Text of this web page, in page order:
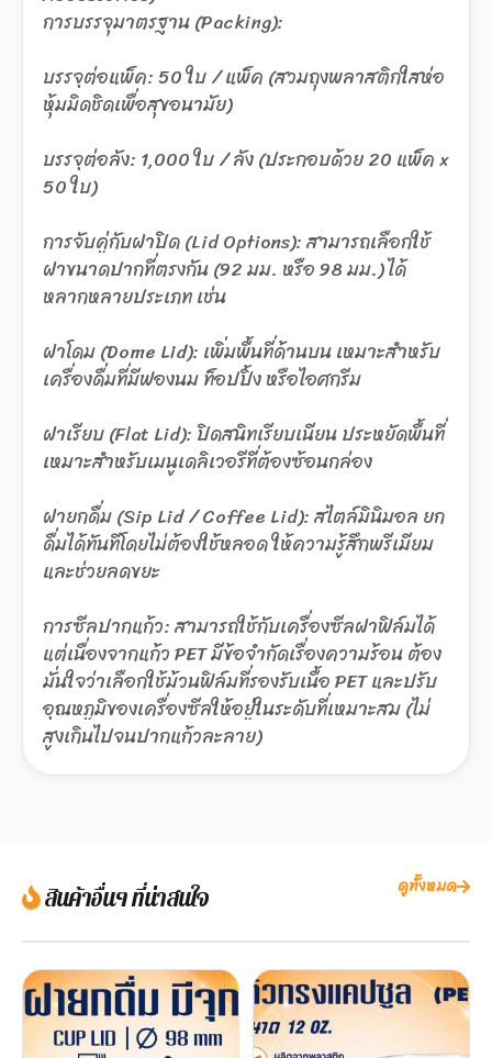
การบรรจุมาตรฐาน (Packing):
บรรจุต่อแพ็ค: 50 ใบ / แพ็ค (สวมถุงพลาสติกใสห่อ
หุ้มมิดชิดเพื่อสุขอนามัย)
บรรจุต่อลัง: 1,000 ใบ / ลัง (ประกอบด้วย 20 แพ็ค x
50 ใบ)
การจับคู่กับฝาปิด (Lid Options): สามารถเลือกใช้
ฝาขนาดปากที่ตรงกัน (92 มม. หรือ 98 มม.) ได้
หลากหลายประเภท เช่น
ฝาโดม (Dome Lid): เพิ่มพื้นที่ด้านบน เหมาะสำหรับ
เครื่องดื่มที่มีฟองนม ท็อปปิ้ง หรือไอศกรีม
ฝาเรียบ (Flat Lid): ปิดสนิทเรียบเนียน ประหยัดพื้นที่
เหมาะสำหรับเมนูเดลิเวอรีที่ต้องซ้อนกล่อง
ฝายกดื่ม (Sip Lid / Coffee Lid): สไตล์มินิมอล ยก
ดื่มได้ทันทีโดยไม่ต้องใช้หลอด ให้ความรู้สึกพรีเมียม
และช่วยลดขยะ
การซีลปากแก้ว: สามารถใช้กับเครื่องซีลฝาฟิล์มได้
แต่เนื่องจากแก้ว PET มีข้อจำกัดเรื่องความร้อน ต้อง
มั่นใจว่าเลือกใช้ม้วนฟิล์มที่รองรับเนื้อ PET และปรับ
อุณหภูมิของเครื่องซีลให้อยู่ในระดับที่เหมาะสม (ไม่
สูงเกินไปจนปากแก้วละลาย)
สินค้าอื่นๆ ที่น่าสนใจ ดูทั้งหมด